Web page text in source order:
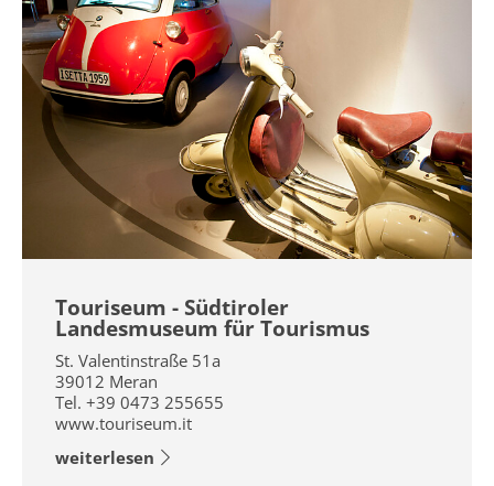
Touriseum - Südtiroler
Landesmuseum für Tourismus
St. Valentinstraße 51a
39012 Meran
Tel. +39 0473 255655
www.touriseum.it
weiterlesen